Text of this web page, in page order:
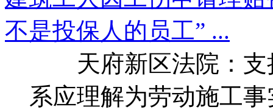
不是投保人的员工” ...
天府新区法院：支
系应理解为劳动施